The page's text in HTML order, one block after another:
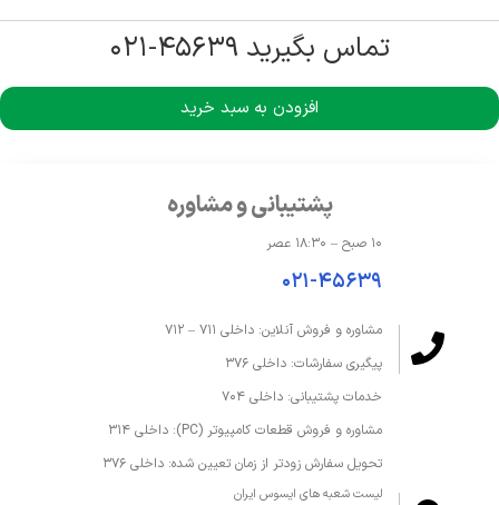
سازنده پردازنده گرافیکی
مدل پردازنده گرافیکی Iris Xe
1 ترابایت
قابلیت ارتقا رم تا 40 گیگابایت
M.2 NVMe PCIe 3.0 SSD
نوع حافظه داخلی SSD
تماس بگیرید ۴۵۶۳۹-۰۲۱
افزودن به سبد خرید
پشتیبانی و مشاوره
۱۰ صبح – ۱۸:۳۰ عصر
۰۲۱-۴۵۶۳۹
مشاوره و فروش آنلاین: داخلی ۷۱۱ – ۷۱۲
پیگیری سفارشات: داخلی ۳۷۶
خدمات پشتیبانی: داخلی ۷۰۴
مشاوره و فروش قطعات کامپیوتر (PC): داخلی ۳۱۴
تحویل سفارش زودتر از زمان تعیین شده: داخلی ۳۷۶
لیست شعبه های ایسوس ایران